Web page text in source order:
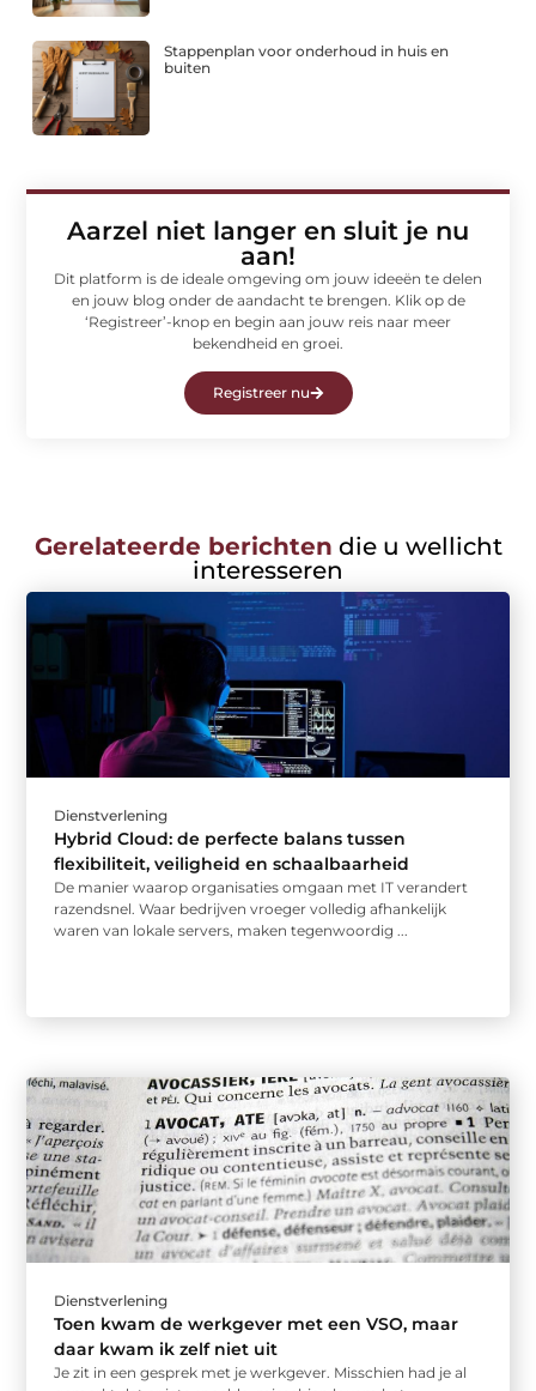
Stappenplan voor onderhoud in huis en
buiten
Aarzel niet langer en sluit je nu
aan!
Dit platform is de ideale omgeving om jouw ideeën te delen
en jouw blog onder de aandacht te brengen. Klik op de
‘Registreer’-knop en begin aan jouw reis naar meer
bekendheid en groei.
Registreer nu
Gerelateerde berichten die u wellicht
interesseren
Dienstverlening
Hybrid Cloud: de perfecte balans tussen
flexibiliteit, veiligheid en schaalbaarheid
De manier waarop organisaties omgaan met IT verandert
razendsnel. Waar bedrijven vroeger volledig afhankelijk
waren van lokale servers, maken tegenwoordig ...
Dienstverlening
Toen kwam de werkgever met een VSO, maar
daar kwam ik zelf niet uit
Je zit in een gesprek met je werkgever. Misschien had je al